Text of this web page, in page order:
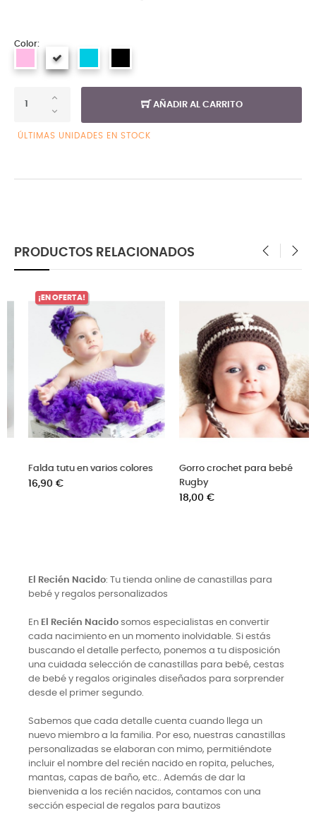
Color:
AÑADIR AL CARRITO
ÚLTIMAS UNIDADES EN STOCK
PRODUCTOS RELACIONADOS
Gorro crochet para bebé
Rugby
Gorrito de punto para
hecho a mano con flor
Precio
9,90 €
El Recién Nacido: Tu tienda online de canastillas para
bebé y regalos personalizados
En El Recién Nacido somos especialistas en convertir
cada nacimiento en un momento inolvidable. Si estás
buscando el detalle perfecto, ponemos a tu disposición
una cuidada selección de canastillas para bebé, cestas
de bebé y regalos originales diseñados para sorprender
desde el primer segundo.
Sabemos que cada detalle cuenta cuando llega un
nuevo miembro a la familia. Por eso, nuestras canastillas
personalizadas se elaboran con mimo, permitiéndote
incluir el nombre del recién nacido en ropita, peluches,
mantas, capas de baño, etc.. Además de dar la
bienvenida a los recién nacidos, contamos con una
sección especial de regalos para bautizos